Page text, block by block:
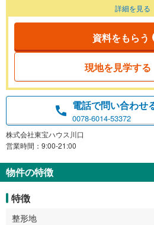
詳細を見る
資料をもらう
現地を見学する
電話で問い合わせ
0078-6014-53372
株式会社東宝ハウス川口
営業時間：9:00-21:00
物件の特徴
特徴
整形地